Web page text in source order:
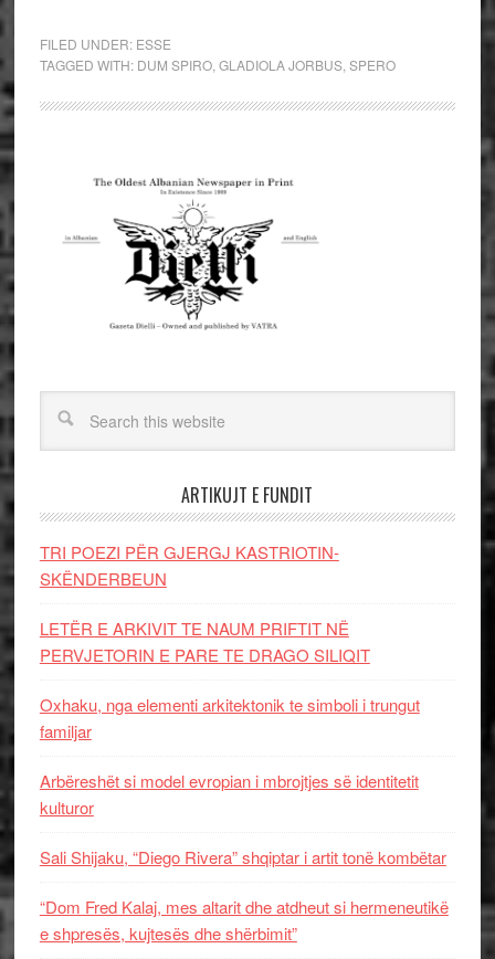
FILED UNDER: ESSE
TAGGED WITH: DUM SPIRO, GLADIOLA JORBUS, SPERO
ARTIKUJT E FUNDIT
TRI POEZI PËR GJERGJ KASTRIOTIN-
SKËNDERBEUN
LETËR E ARKIVIT TE NAUM PRIFTIT NË
PERVJETORIN E PARE TE DRAGO SILIQIT
Oxhaku, nga elementi arkitektonik te simboli i trungut
familjar
Arbëreshët si model evropian i mbrojtjes së identitetit
kulturor
Sali Shijaku, “Diego Rivera” shqiptar i artit tonë kombëtar
“Dom Fred Kalaj, mes altarit dhe atdheut si hermeneutikë
e shpresës, kujtesës dhe shërbimit”